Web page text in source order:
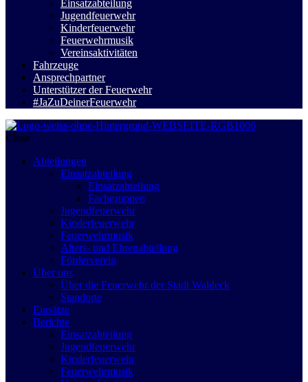
Einsatzabteilung
Jugendfeuerwehr
Kinderfeuerwehr
Feuerwehrmusik
Vereinsaktivitäten
Fahrzeuge
Ansprechpartner
Unterstützer der Feuerwehr
#JaZuDeinerFeuerwehr
Close
Abteilungen
Einsatzabteilung
Einsatzabteilung
Fachgruppen
Jugendfeuerwehr
Kinderfeuerwehr
Feuerwehrmusik
Alters- und Ehrenabteilung
Förderverein
Über uns
Über die Feuerwehr der Stadt Waldeck
Standorte
Einsätze
Berichte
Einsatzabteilung
Jugendfeuerwehr
Kinderfeuerwehr
Feuerwehrmusik